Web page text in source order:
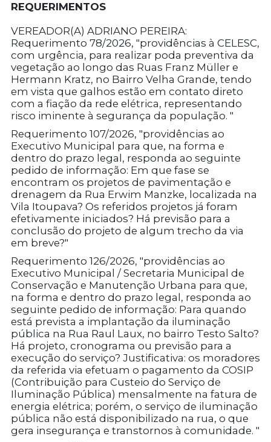
REQUERIMENTOS
VEREADOR(A) ADRIANO PEREIRA:
Requerimento 78/2026, "providências à CELESC,
com urgência, para realizar poda preventiva da
vegetação ao longo das Ruas Franz Müller e
Hermann Kratz, no Bairro Velha Grande, tendo
em vista que galhos estão em contato direto
com a fiação da rede elétrica, representando
risco iminente à segurança da população. "
Requerimento 107/2026, "providências ao
Executivo Municipal para que, na forma e
dentro do prazo legal, responda ao seguinte
pedido de informação: Em que fase se
encontram os projetos de pavimentação e
drenagem da Rua Erwim Manzke, localizada na
Vila Itoupava? Os referidos projetos já foram
efetivamente iniciados? Há previsão para a
conclusão do projeto de algum trecho da via
em breve?"
Requerimento 126/2026, "providências ao
Executivo Municipal / Secretaria Municipal de
Conservação e Manutenção Urbana para que,
na forma e dentro do prazo legal, responda ao
seguinte pedido de informação: Para quando
está prevista a implantação da iluminação
pública na Rua Raul Laux, no bairro Testo Salto?
Há projeto, cronograma ou previsão para a
execução do serviço? Justificativa: os moradores
da referida via efetuam o pagamento da COSIP
(Contribuição para Custeio do Serviço de
Iluminação Pública) mensalmente na fatura de
energia elétrica; porém, o serviço de iluminação
pública não está disponibilizado na rua, o que
gera insegurança e transtornos à comunidade. "